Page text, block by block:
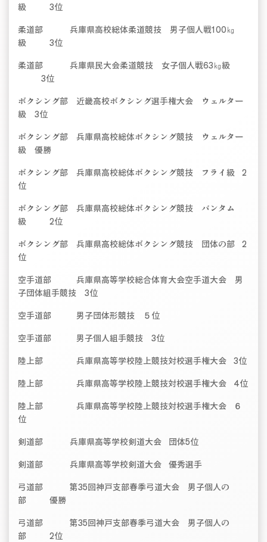
級 3位
柔道部 兵庫県高校総体柔道競技 男子個人戦100㎏
級 3位
柔道部 兵庫県民大会柔道競技 女子個人戦63㎏級
3位
ボクシング部 近畿高校ボクシング選手権大会 ウェルター
級 3位
ボクシング部 兵庫県高校総体ボクシング競技 ウェルター
級 優勝
ボクシング部 兵庫県高校総体ボクシング競技 フライ級 2
位
ボクシング部 兵庫県高校総体ボクシング競技 バンタム
級 2位
ボクシング部 兵庫県高校総体ボクシング競技 団体の部 2
位
空手道部 兵庫県高等学校総合体育大会空手道大会 男
子団体組手競技 3位
空手道部 男子団体形競技 ５位
空手道部 男子個人組手競技 3位
陸上部 兵庫県高等学校陸上競技対校選手権大会 3位
陸上部 兵庫県高等学校陸上競技対校選手権大会 4位
陸上部 兵庫県高等学校陸上競技対校選手権大会 ６
位
剣道部 兵庫県高等学校剣道大会 団体5位
剣道部 兵庫県高等学校剣道大会 優秀選手
弓道部 第35回神戸支部春季弓道大会 男子個人の
部 優勝
弓道部 第35回神戸支部春季弓道大会 男子個人の
部 2位